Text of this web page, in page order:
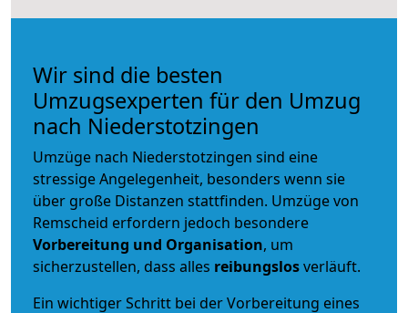
Wir sind die besten
Umzugsexperten für den Umzug
nach Niederstotzingen
Umzüge nach Niederstotzingen sind eine
stressige Angelegenheit, besonders wenn sie
über große Distanzen stattfinden. Umzüge von
Remscheid erfordern jedoch besondere
Vorbereitung und Organisation, um
sicherzustellen, dass alles reibungslosverläuft.
Ein wichtiger Schritt bei der Vorbereitung eines